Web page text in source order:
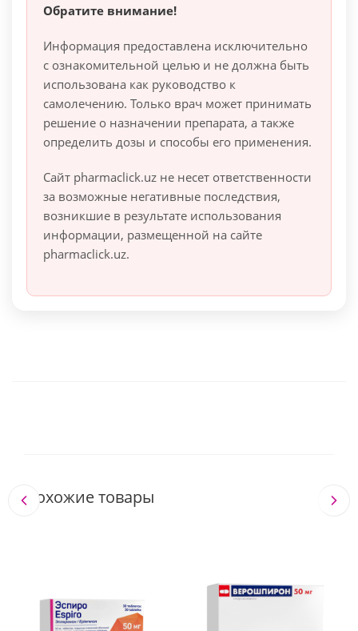
Обратите внимание!
Информация предоставлена исключительно
с ознакомительной целью и не должна быть
использована как руководство к
самолечению. Только врач может принимать
решение о назначении препарата, а также
определить дозы и способы его применения.
Сайт pharmaclick.uz не несет ответственности
за возможные негативные последствия,
возникшие в результате использования
информации, размещенной на сайте
pharmaclick.uz.
Похожие товары